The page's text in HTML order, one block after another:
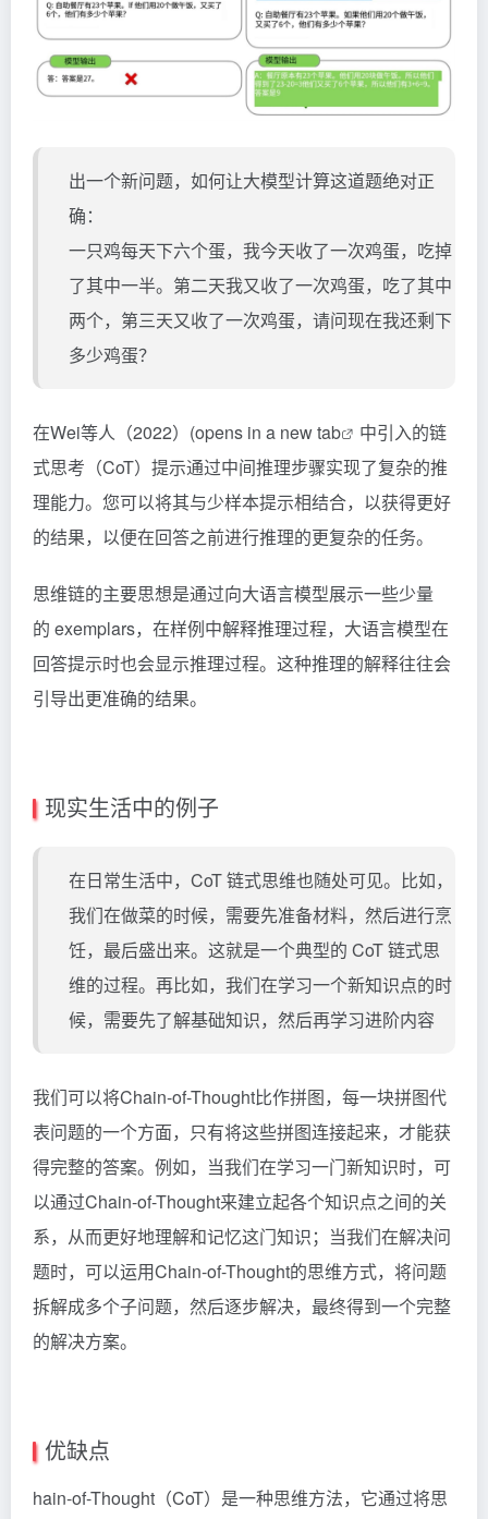
出一个新问题，如何让大模型计算这道题绝对正
确：
一只鸡每天下六个蛋，我今天收了一次鸡蛋，吃掉
了其中一半。第二天我又收了一次鸡蛋，吃了其中
两个，第三天又收了一次鸡蛋，请问现在我还剩下
多少鸡蛋？
在Wei等人（2022）(opens in a new tab
中引入的链
式思考（CoT）提示通过中间推理步骤实现了复杂的推
理能力。您可以将其与少样本提示相结合，以获得更好
的结果，以便在回答之前进行推理的更复杂的任务。
思维链的主要思想是通过向大语言模型展示一些少量
的 exemplars，在样例中解释推理过程，大语言模型在
回答提示时也会显示推理过程。这种推理的解释往往会
引导出更准确的结果。
现实生活中的例子
在日常生活中，CoT 链式思维也随处可见。比如，
我们在做菜的时候，需要先准备材料，然后进行烹
饪，最后盛出来。这就是一个典型的 CoT 链式思
维的过程。再比如，我们在学习一个新知识点的时
候，需要先了解基础知识，然后再学习进阶内容
我们可以将Chain-of-Thought比作拼图，每一块拼图代
表问题的一个方面，只有将这些拼图连接起来，才能获
得完整的答案。例如，当我们在学习一门新知识时，可
以通过Chain-of-Thought来建立起各个知识点之间的关
系，从而更好地理解和记忆这门知识；当我们在解决问
题时，可以运用Chain-of-Thought的思维方式，将问题
拆解成多个子问题，然后逐步解决，最终得到一个完整
的解决方案。
优缺点
hain-of-Thought（CoT）是一种思维方法，它通过将思